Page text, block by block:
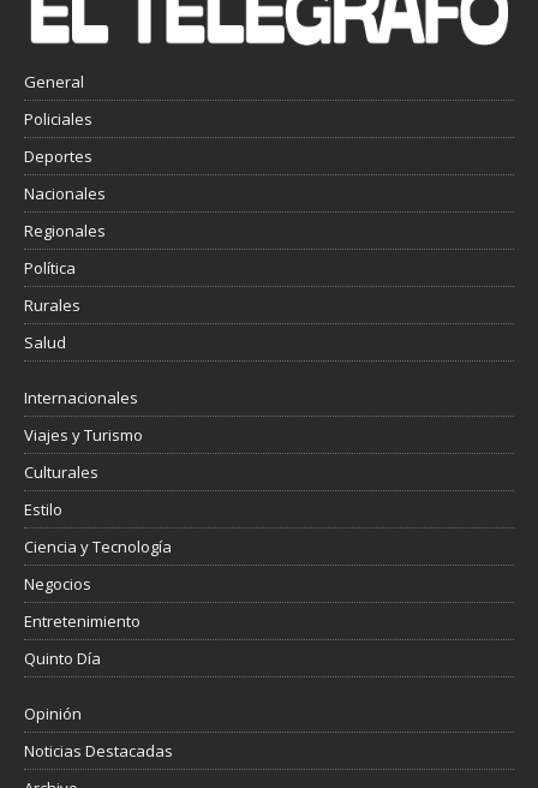
General
Policiales
Deportes
Nacionales
Regionales
Política
Rurales
Salud
Internacionales
Viajes y Turismo
Culturales
Estilo
Ciencia y Tecnología
Negocios
Entretenimiento
Quinto Día
Opinión
Noticias Destacadas